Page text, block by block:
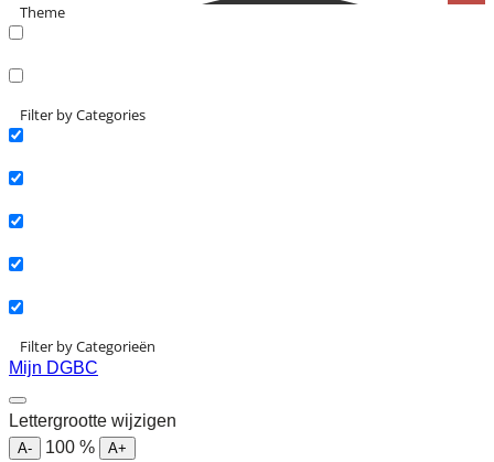
Theme
Filter by Categories
Filter by Categorieën
Mijn DGBC
Lettergrootte wijzigen
A- 100 %
A+